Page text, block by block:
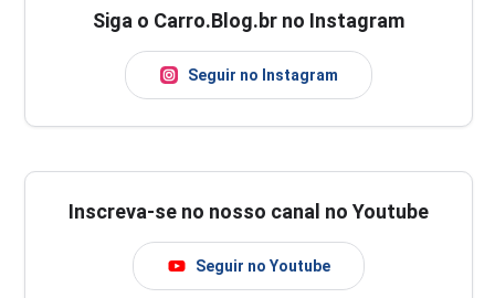
Siga o Carro.Blog.br no Instagram
Seguir no Instagram
Inscreva-se no nosso canal no Youtube
Seguir no Youtube